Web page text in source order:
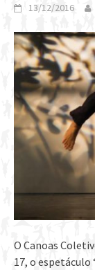
13/12/2016
O Canoas
17, o espetáculo